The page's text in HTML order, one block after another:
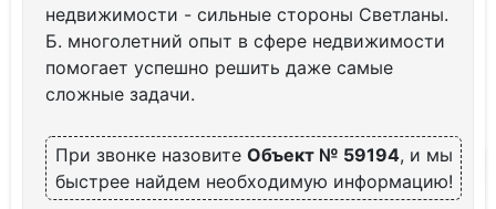
недвижимости - сильные стороны Светланы.
Б. многолетний опыт в сфере недвижимости
помогает успешно решить даже самые
сложные задачи.
При звонке назовите Объект № 59194, и мы
быстрее найдем необходимую информацию!